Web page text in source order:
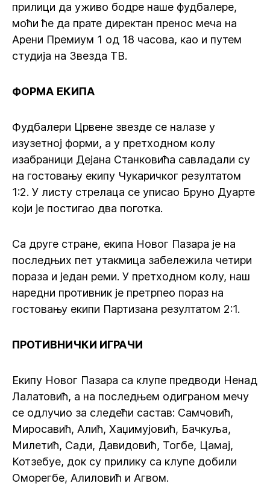
прилици да уживо бодре наше фудбалере,
моћи ће да прате директан пренос меча на
Арени Премиум 1 од 18 часова, као и путем
студија на Звезда ТВ.
ФОРМА ЕКИПА
Фудбалери Црвене звезде се налазе у
изузетној форми, а у претходном колу
изабраници Дејана Станковића савладали су
на гостовању екипу Чукаричког резултатом
1:2. У листу стрелаца се уписао Бруно Дуарте
који је постигао два поготка.
Са друге стране, екипа Новог Пазара је на
последњих пет утакмица забележила четири
пораза и један реми. У претходном колу, наш
наредни противник је претрпео пораз на
гостовању екипи Партизана резултатом 2:1.
ПРОТИВНИЧКИ ИГРАЧИ
Екипу Новог Пазара са клупе предводи Ненад
Лалатовић, а на последњем одиграном мечу
се одлучио за следећи састав: Самчовић,
Миросавић, Алић, Хаџимујовић, Бачкуља,
Милетић, Сади, Давидовић, Тогбе, Цамај,
Котзебуе, док су прилику са клупе добили
Оморегбе, Алиловић и Агвом.